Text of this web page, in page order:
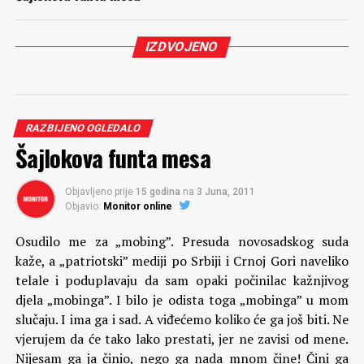
IZDVOJENO
RAZBIJENO OGLEDALO
Šajlokova funta mesa
Objavljeno prije 15 godina na 3 Juna, 2011
Objavio: Monitor online
Osudilo me za „mobing”. Presuda novosadskog suda
kaže, a „patriotski” mediji po Srbiji i Crnoj Gori naveliko
telale i poduplavaju da sam opaki počinilac kažnjivog
djela „mobinga”. I bilo je odista toga „mobinga” u mom
slučaju. I ima ga i sad. A viđećemo koliko će ga još biti. Ne
vjerujem da će tako lako prestati, jer ne zavisi od mene.
Nijesam ga ja činio, nego ga nada mnom čine! Čini ga